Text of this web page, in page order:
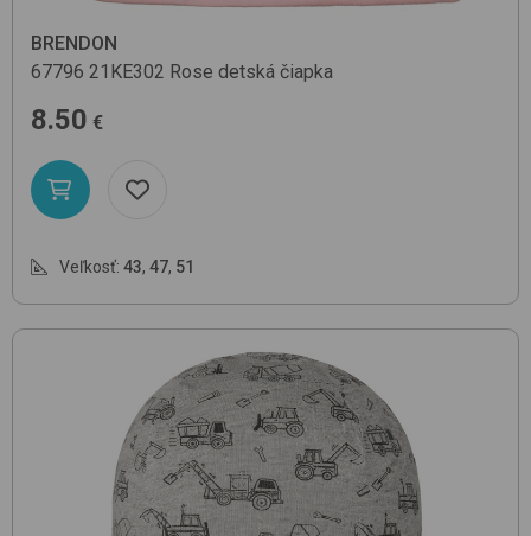
BRENDON
67796 21KE302 Rose detská čiapka
8.50 €
Veľkosť: 43, 47, 51